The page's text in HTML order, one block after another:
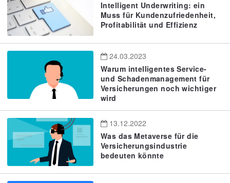
Intelligent Underwriting: ein
Muss für Kundenzufriedenheit,
Profitabilität und Effizienz
24.03.2023
Warum intelligentes Service-
und Schadenmanagement für
Versicherungen noch wichtiger
wird
13.12.2022
Was das Metaverse für die
Versicherungsindustrie
bedeuten könnte